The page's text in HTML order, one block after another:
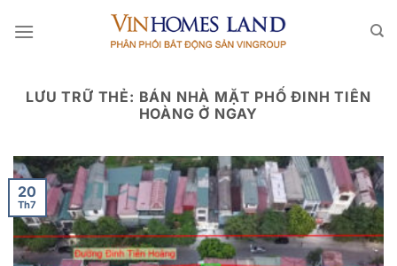
qua
LƯU TRỮ THẺ: BÁN NHÀ MẶT PHỐ ĐINH TIÊN
HOÀNG Ở NGAY
20
Th7